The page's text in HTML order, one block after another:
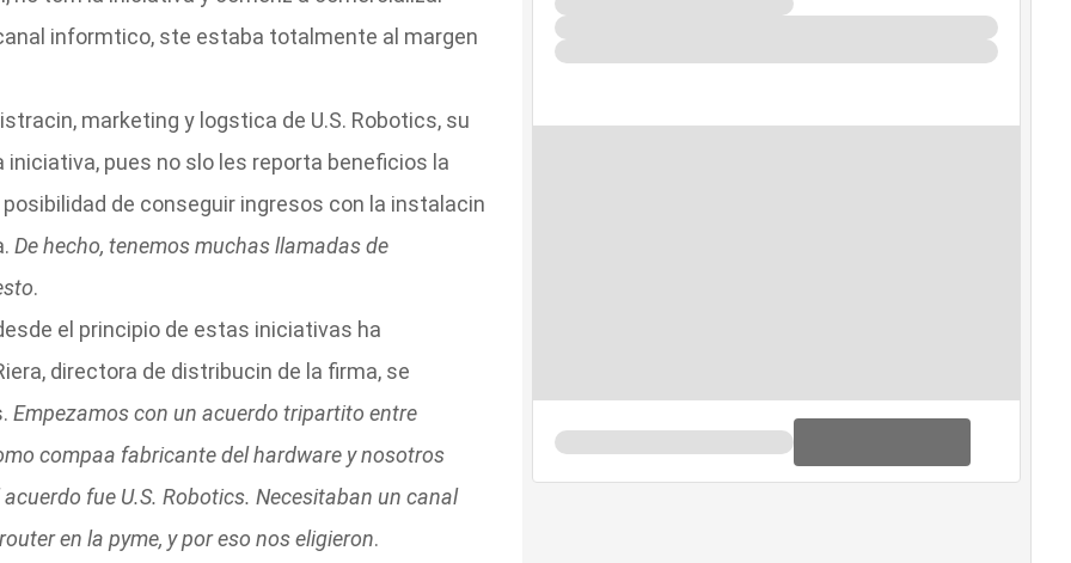
informtico, ste estaba totalmente al margen
marketing y logstica de U.S. Robotics, su
pues no slo les reporta beneficios la
de conseguir ingresos con la instalacin
De hecho, tenemos muchas llamadas de
.
el principio de estas iniciativas ha
directora de distribucin de la firma, se
Empezamos con un acuerdo tripartito entre
compaa fabricante del hardware y nosotros
fue U.S. Robotics. Necesitaban un canal
en la pyme, y por eso nos eligieron.